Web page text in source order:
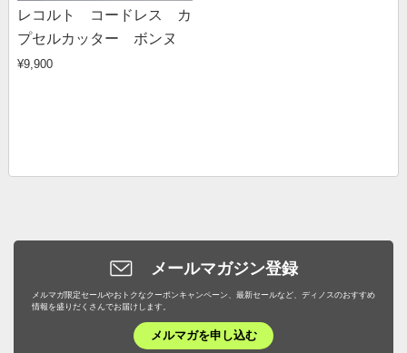
レコルト コードレス カ
プセルカッター ボンヌ
¥9,900
メールマガジン登録
メルマガ限定セールやおトクなクーポンキャンペーン、最新セールなど、ディノスのおすすめ
情報を盛りだくさんでお届けします。
メルマガを申し込む